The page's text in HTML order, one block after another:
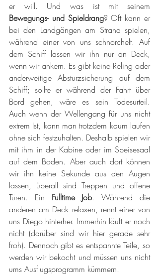
Bewegungs- und Spieldrang? Oft kann er
bei den Landgängen am Strand spielen,
während einer von uns schnorchelt. Auf
dem Schiff lassen wir ihn nur an Deck,
wenn wir ankern. Es gibt keine Reling oder
anderweitige Absturzsicherung auf dem
Schiff; sollte er während der Fahrt über
Bord gehen, wäre es sein Todesurteil.
Auch wenn der Wellengang für uns nicht
extrem Ist, kann man trotzdem kaum laufen
ohne sich festzuhalten. Deshalb spielen wir
mit ihm in der Kabine oder im Speisesaal
auf dem Boden. Aber auch dort können
wir ihn keine Sekunde aus den Augen
lassen, überall sind Treppen und offene
Türen. Ein Fulltime Job. Während die
anderen am Deck relaxen, rennt einer von
uns Diego hinterher. Immerhin läuft er noch
nicht (darüber sind wir hier gerade sehr
froh). Dennoch gibt es entspannte Teile, so
werden wir bekocht und müssen uns nicht
ums Ausflugsprogramm kümmern.